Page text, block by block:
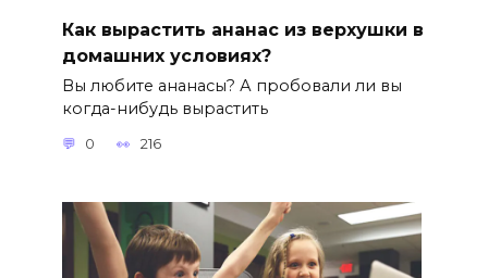
Как вырастить ананас из верхушки в
домашних условиях?
Вы любите ананасы? А пробовали ли вы
когда-нибудь вырастить
0 216